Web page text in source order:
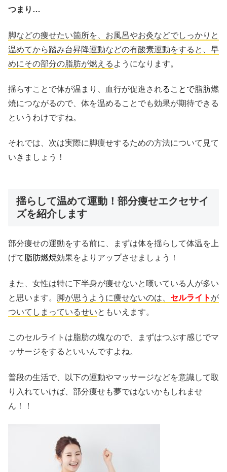
つまり…
脚などの痩せたい箇所を、お風呂やお灸などでしっかりと
温めてから踏み台昇降運動などの有酸素運動をすると、早
めにその部分の脂肪が燃える ようになります。
揺らすことで体が温まり、血行が促進されることで脂肪燃
焼につながるので、体を温めることでも効果が期待できる
というわけですね。
それでは、次は実際に脚痩せするための方法について見て
いきましょう！
揺らして温めて運動！部分痩せエクセサイ
ズを紹介します
部分痩せの運動をする前に、まずは体を揺らして体温を上
げて脂肪燃焼効果をよりアップさせましょう！
また、女性は特に下半身が痩せないと嘆いている人が多い
と思います。
脚が思うように痩せないのは、 セルライト が
ついてしまっているせいともいえます。
このセルライトは脂肪の塊なので、まずはつぶす感じでマ
ッサージをするといいんですよね。
普段の生活で、以下の運動やマッサージなどを意識して取
り入れていけば、部分痩せも夢ではないかもしれませ
ん！！